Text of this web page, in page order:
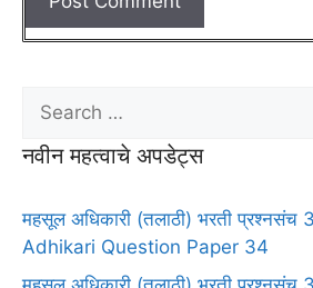
नवीन महत्वाचे अपडेट्स
महसूल अधिकारी (तलाठी) भरती
Adhikari Question Paper 34